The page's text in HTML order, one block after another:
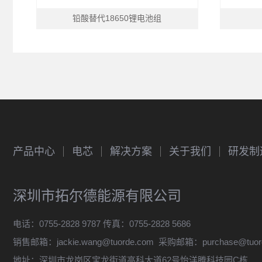
铅酸替代18650锂电池组
产品中心 电芯 解决方案 关于我们 研发制
深圳市拓尔德能源有限公司
电话：0755-2828 9787 传真：0755-2828 5686
销售邮箱： jackie.wang@tuorde.com 采购邮箱：
地址：深圳市龙岗区宝龙街道高科大道62号怡洋腾科技园C栋